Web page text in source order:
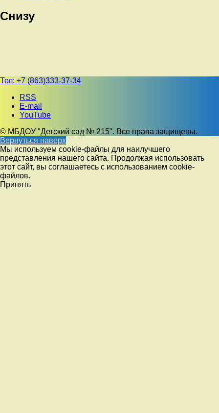
Снизу
Тел: +7 (863)333-37-34
RSS
E-mail
YouTube
© МБДОУ "Детский сад № 215". Все права защищены.
Вернуться наверх
Мы используем cookie-файлы для наилучшего
представления нашего сайта. Продолжая использовать
этот сайт, вы соглашаетесь с использованием cookie-
файлов.
Принять